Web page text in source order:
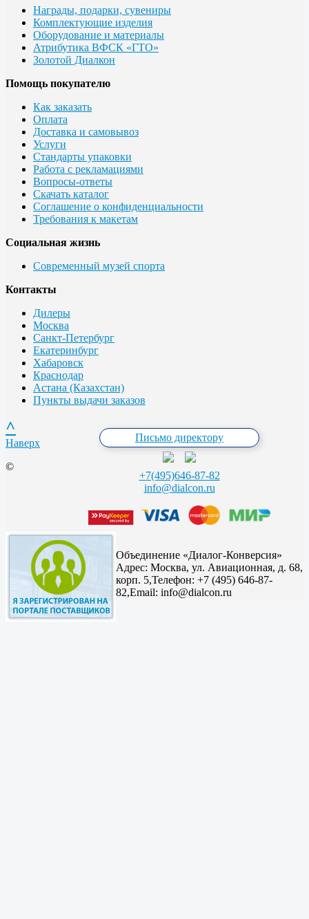
Награды, подарки, сувениры
Комплектующие изделия
Оборудование и материалы
Атрибутика ВФСК «ГТО»
Золотой Диалкон
Помощь покупателю
Как заказать
Оплата
Доставка и самовывоз
Услуги
Стандарты упаковки
Работа с рекламациями
Вопросы-ответы
Скачать каталог
Соглашение о конфиденциальности
Требования к макетам
Социальная жизнь
Современный музей спорта
Контакты
Дилеры
Москва
Санкт-Петербург
Екатеринбург
Хабаровск
Краснодар
Астана (Казахстан)
Пункты выдачи заказов
Письмо директору
+7(495)646-87-82
info@dialcon.ru
^
Наверх
©
Объединение «Диалог-Конверсия»
Адрес: Москва, ул. Авиационная, д. 68,
корп. 5,Телефон: +7 (495) 646-87-
82,Email: info@dialcon.ru